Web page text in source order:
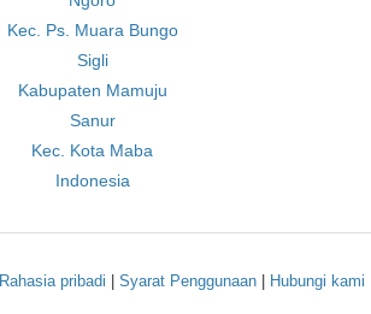
Kec. Ps. Muara Bungo
Sigli
Kabupaten Mamuju
Sanur
Kec. Kota Maba
Indonesia
Rahasia pribadi Syarat Penggunaan| Hubungi kami